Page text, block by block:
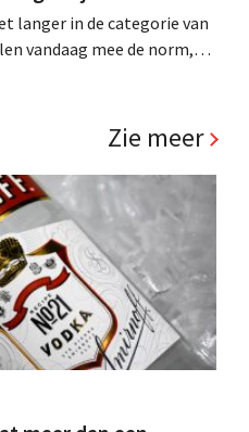
langer in de categorie van
vandaag mee de norm,
Zie meer